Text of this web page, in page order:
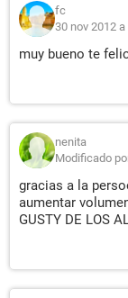
fc
30 nov 2012
muy bueno te
nenita
Modificado
gracias a la
aumentar
GUSTY DE LOS